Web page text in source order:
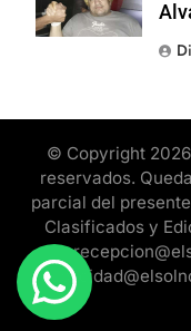
© Copyright 2026
reservados.
parcial del
Clasificados y